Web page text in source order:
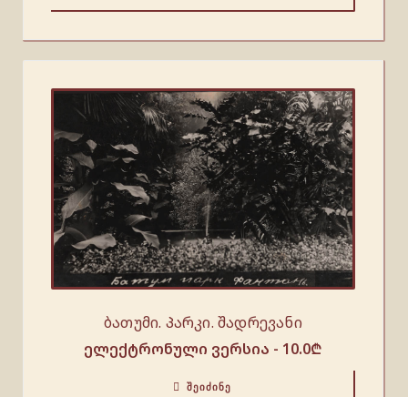
ბათუმი. Პარკი. შადრევანი
ელექტრონული ვერსია - 10.0₾
ᲨᲔᲘᲫᲘᲜᲔ